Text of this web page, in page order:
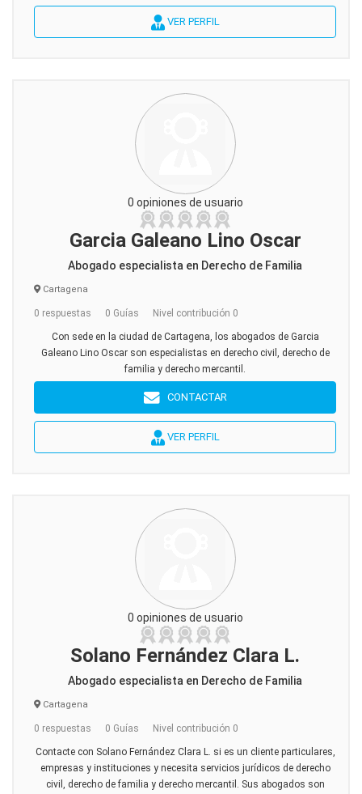
VER PERFIL
0 opiniones de usuario
Garcia Galeano Lino Oscar
Abogado especialista en Derecho de Familia
Cartagena
0 respuestas 0 Guías Nivel contribución 0
Con sede en la ciudad de Cartagena, los abogados de Garcia
Galeano Lino Oscar son especialistas en derecho civil, derecho de
familia y derecho mercantil.
CONTACTAR
VER PERFIL
0 opiniones de usuario
Solano Fernández Clara L.
Abogado especialista en Derecho de Familia
Cartagena
0 respuestas 0 Guías Nivel contribución 0
Contacte con Solano Fernández Clara L. si es un cliente particulares,
empresas y instituciones y necesita servicios jurídicos de derecho
civil, derecho de familia y derecho mercantil. Sus abogados son